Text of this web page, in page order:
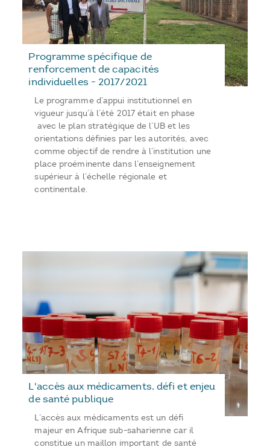
Programme spécifique de
renforcement de capacités
individuelles - 2017/2021
Le programme d’appui institutionnel en
vigueur jusqu’à l’été 2017 était en phase
avec le plan stratégique de l’UB et les
orientations définies par les autorités, avec
comme objectif de rendre à l’institution une
place proéminente dans l’enseignement
supérieur à l’échelle régionale et
continentale.
L'accès aux médicaments, défi et enjeu
de santé publique
L’accès aux médicaments est un défi
majeur en Afrique sub-saharienne car il
constitue un maillon important de santé